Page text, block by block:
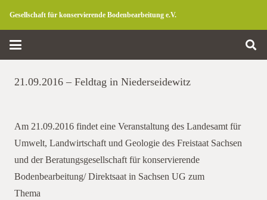
Gesellschaft für konservierende Bodenbearbeitung e.V.
21.09.2016 – Feldtag in Niederseidewitz
Am 21.09.2016 findet eine Veranstaltung des Landesamt für
Umwelt, Landwirtschaft und Geologie des Freistaat Sachsen
und der Beratungsgesellschaft für konservierende
Bodenbearbeitung/ Direktsaat in Sachsen UG zum
Thema